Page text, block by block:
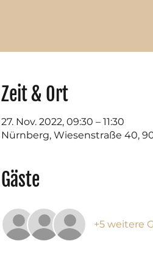
Zeit & Ort
27. Nov. 2022, 09:30 – 11:30
Nürnberg, Wiesenstraße 40,
Gäste
+5 weitere